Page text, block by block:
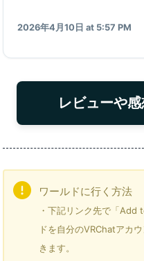
2026年4月10日 at 5:57 PM
レビューや
ワールドに行く方法
・下記リンク先で「
ドを自分のVRChatアカ
きます。